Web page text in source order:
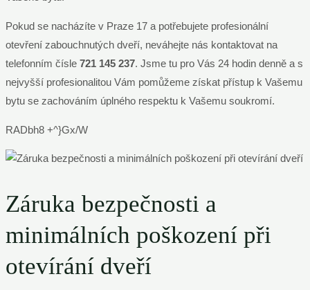
Pokud se nacházíte v Praze 17 a potřebujete profesionální
otevření zabouchnutých dveří, neváhejte nás kontaktovat na
telefonním čísle 721 145 237. Jsme tu pro Vás 24 hodin denně a s
nejvyšší profesionalitou Vám pomůžeme získat přístup k Vašemu
bytu se zachováním úplného respektu k Vašemu soukromí.
RADbh8 +^}Gx/W
Záruka bezpečnosti a
minimálních poškození při
otevírání dveří